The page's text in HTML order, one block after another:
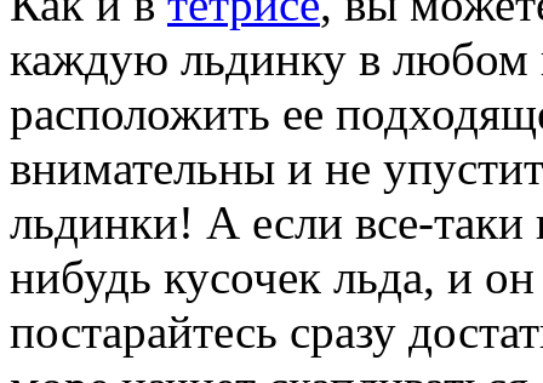
каждую льдинку в любом
расположить ее
внимательны и не
льдинки! А если все-таки
нибудь кусочек льда, и
постарайтесь сразу